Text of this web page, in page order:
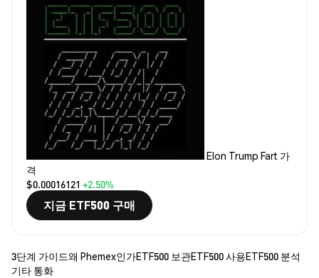
Elon Trump Fart 가
격
$0.00016121 +2.50%
지금 ETF500 구매
3단계 가이드왜 Phemex인가ETF500 보관ETF500 사용ETF500 분석
기타 통화